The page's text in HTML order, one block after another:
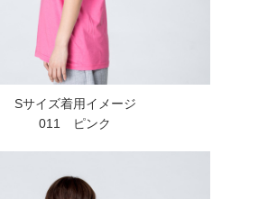
Sサイズ着用イメージ
011 ピンク